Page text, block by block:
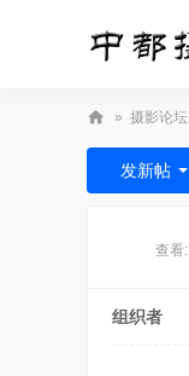
中
都
» 摄影论坛
发新帖
查看:
组织者